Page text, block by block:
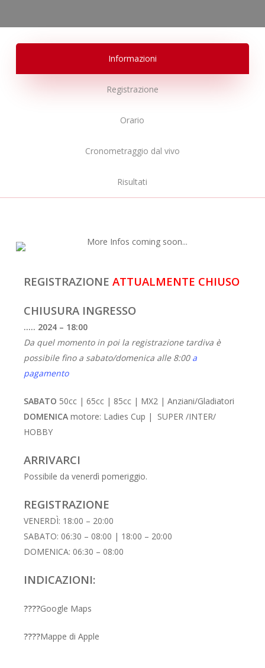
Informazioni
Registrazione
Orario
Cronometraggio dal vivo
Risultati
REGISTRAZIONEATTUALMENTE CHIUSO
CHIUSURA INGRESSO
….. 2024 – 18:00
Da quel momento in poi la registrazione tardiva è
possibile fino a sabato/domenica alle 8:00 a
pagamento
SABATO 50cc | 65cc | 85cc | MX2 | Anziani/Gladiatori
DOMENICA motore: Ladies Cup | SUPER /INTER/
HOBBY
ARRIVARCI
Possibile da venerdì pomeriggio.
REGISTRAZIONE
VENERDÌ: 18:00 – 20:00
SABATO: 06:30 – 08:00 | 18:00 – 20:00
DOMENICA: 06:30 – 08:00
INDICAZIONI:
????Google Maps
????Mappe di Apple